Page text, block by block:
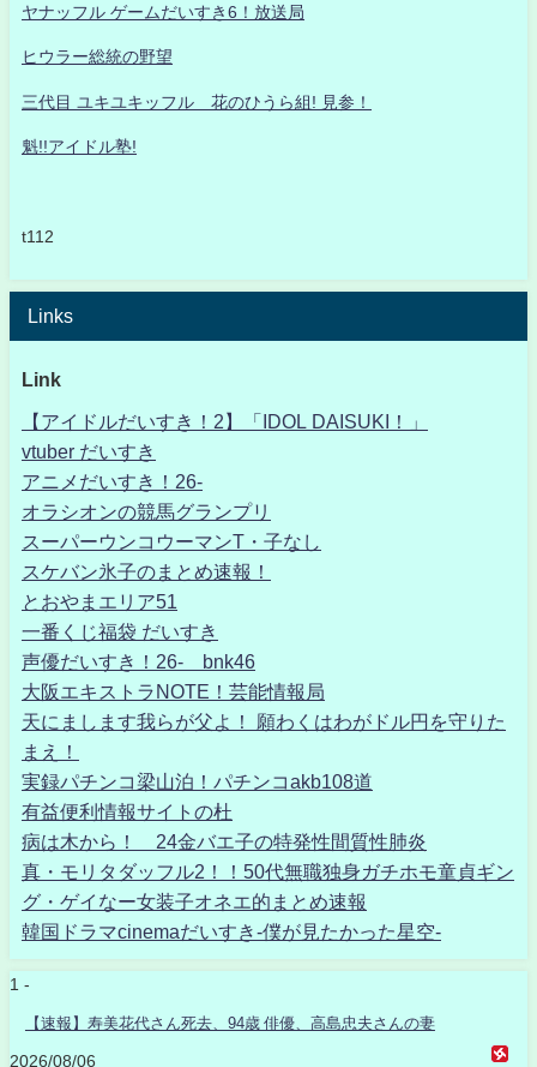
ヤナッフル ゲームだいすき6！放送局
ヒウラー総統の野望
三代目 ユキユキッフル 花のひうら組! 見参！
魁!!アイドル塾!
t112
Links
Link
【アイドルだいすき！2】「IDOL DAISUKI！」
vtuber だいすき
アニメだいすき！26-
オラシオンの競馬グランプリ
スーパーウンコウーマンT・子なし
スケバン氷子のまとめ速報！
とおやまエリア51
一番くじ福袋 だいすき
声優だいすき！26- bnk46
大阪エキストラNOTE！芸能情報局
天にまします我らが父よ！ 願わくはわがドル円を守りた
まえ！
実録パチンコ梁山泊！パチンコakb108道
有益便利情報サイトの杜
病は木から！ 24金バエ子の特発性間質性肺炎
真・モリタダッフル2！！50代無職独身ガチホモ童貞ギン
グ・ゲイなー女装子オネエ的まとめ速報
韓国ドラマcinemaだいすき-僕が見たかった星空-
1 -
【速報】寿美花代さん死去、94歳 俳優、高島忠夫さんの妻
2026/08/06